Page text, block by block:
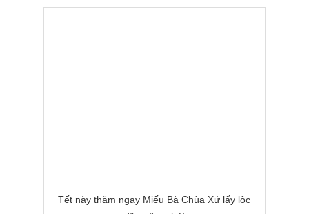
Nước
Tết này thăm ngay Miếu Bà Chùa Xứ lấy lộc